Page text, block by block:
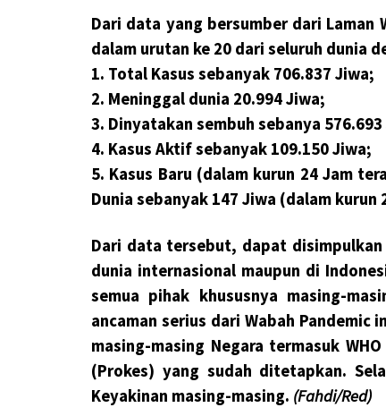
Dari data yang bersumber dari
dalam urutan ke 20 dari seluruh dunia
1. Total Kasus sebanyak 706.837 Jiwa;
2. Meninggal dunia 20.994 Jiwa;
3. Dinyatakan sembuh sebanya
4. Kasus Aktif sebanyak 109.150 Jiwa;
5. Kasus Baru (dalam kurun 24 Jam
Dunia sebanyak 147 Jiwa (dalam kurun
Dari data tersebut, dapat disimpulkan
dunia internasional maupun di
semua pihak khususnya masing-
ancaman serius dari Wabah Pandemic
masing-masing Negara termasuk
(Prokes) yang sudah ditetapkan.
Keyakinan masing-masing. (Fahdi/Red)